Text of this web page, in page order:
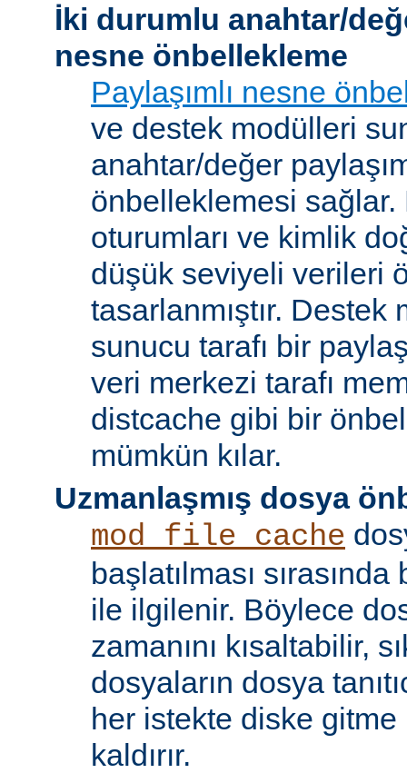
İki durumlu anahtar/
nesne önbellekleme
Paylaşımlı nesne
ve destek modülleri
anahtar/değer
önbelleklemesi
oturumları ve kimlik
düşük seviyeli verileri
tasarlanmıştır.
sunucu tarafı bir
veri merkezi tarafı
distcache gibi bir
mümkün kılar.
Uzmanlaşmış dosya
mod_file_cache
başlatılması
ile ilgilenir. Böylece
zamanını kısaltabilir,
dosyaların dosya
her istekte diske gitme
kaldırır.